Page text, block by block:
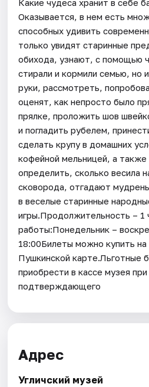
Какие чудеса хранит в себе
Оказывается, в нем есть
способных удивить
только увидят старинные
обихода, узнают, с помощью
стирали и кормили семью, но
руки, рассмотреть,
оценят, как непросто было
прялке, проложить шов
и погладить рубелем,
сделать крупу в домашних
кофейной мельницей, а
определить, сколько весила
сковорода, отгадают
в веселые старинные
игры.Продолжительность – 1
работы:Понедельник –
18:00Билеты можно купить
Пушкинской карте.Льготные
приобрести в кассе музея
подтверждающего
Адрес
Угличский музей